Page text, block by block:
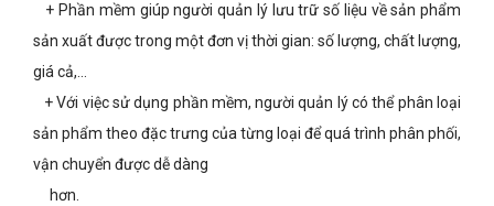
+ Phần mềm giúp người quản lý lưu trữ số liệu về sản phẩm
sản xuất được trong một đơn vị thời gian: số lượng, chất lượng,
giá cả,…
+ Với việc sử dụng phần mềm, người quản lý có thể phân loại
sản phẩm theo đặc trưng của từng loại để quá trình phân phối,
vận chuyển được dễ dàng
hơn.